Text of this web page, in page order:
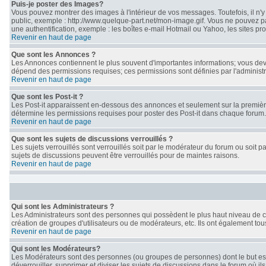
Puis-je poster des Images?
Vous pouvez montrer des images à l'intérieur de vos messages. Toutefois, il
public, exemple : http://www.quelque-part.net/mon-image.gif. Vous ne
une authentification, exemple : les boîtes e-mail Hotmail ou Yahoo, les sites
Revenir en haut de page
Que sont les Annonces ?
Les Annonces contiennent le plus souvent d'importantes informations; vous
dépend des permissions requises; ces permissions sont définies par
Revenir en haut de page
Que sont les Post-it ?
Les Post-it apparaissent en-dessous des annonces et seulement sur la
détermine les permissions requises pour poster des Post-it dans chaque forum.
Revenir en haut de page
Que sont les sujets de discussions verrouillés ?
Les sujets verrouillés sont verrouillés soit par le modérateur du forum ou soit
sujets de discussions peuvent être verrouillés pour de maintes raisons.
Revenir en haut de page
Qui sont les Administrateurs ?
Les Administrateurs sont des personnes qui possèdent le plus haut niveau
création de groupes d'utilisateurs ou de modérateurs, etc. Ils ont également
Revenir en haut de page
Qui sont les Modérateurs?
Les Modérateurs sont des personnes (ou groupes de personnes) dont le but